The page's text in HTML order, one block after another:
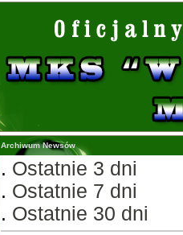
Archiwum Newsów
. Ostatnie 3 dni
. Ostatnie 7 dni
. Ostatnie 30 dni